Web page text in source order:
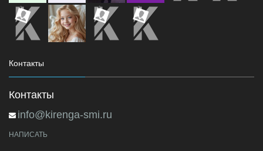
Контакты
Контакты
info@kirenga-smi.ru
НАПИСАТЬ